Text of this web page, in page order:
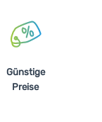
Günstige
Preise